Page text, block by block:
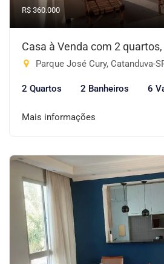
R$ 360.000
Casa à Venda com 2 quartos,
Parque José Cury, Catanduva-
2 Quartos 2 Banheiros 6
Mais informações